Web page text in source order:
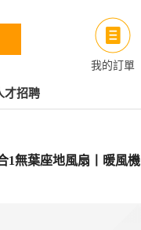
我的訂單
才招聘
1無葉座地風扇丨暖風機